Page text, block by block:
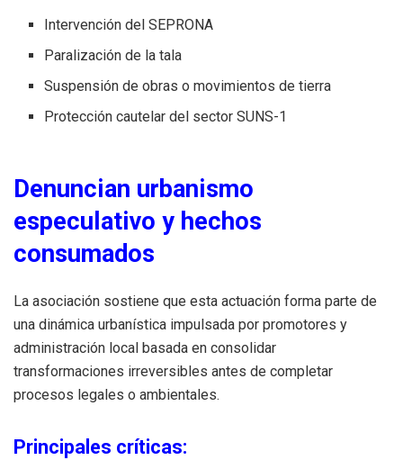
Intervención del SEPRONA
Paralización de la tala
Suspensión de obras o movimientos de tierra
Protección cautelar del sector SUNS-1
Denuncian urbanismo
especulativo y hechos
consumados
La asociación sostiene que esta actuación forma parte de
una dinámica urbanística impulsada por promotores y
administración local basada en consolidar
transformaciones irreversibles antes de completar
procesos legales o ambientales.
Principales críticas: